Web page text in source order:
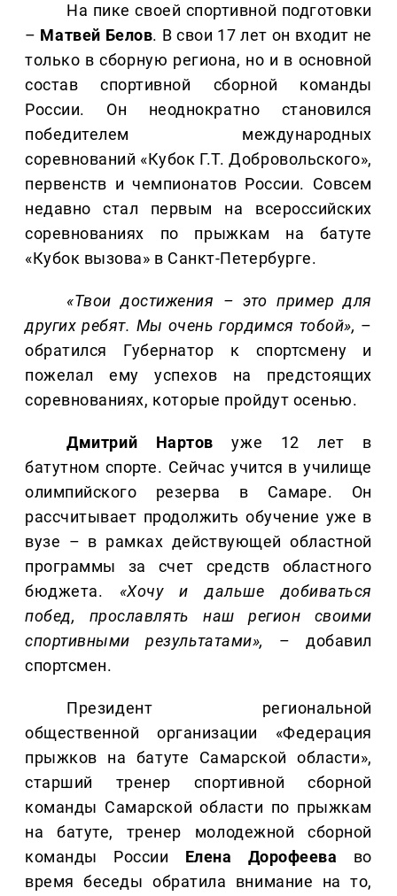
На пике своей спортивной подготовки
– Матвей Белов. В свои 17 лет он входит не
только в сборную региона, но и в основной
состав спортивной сборной команды
России. Он неоднократно становился
победителем международных
соревнований «Кубок Г.Т. Добровольского»,
первенств и чемпионатов России. Совсем
недавно стал первым на всероссийских
соревнованиях по прыжкам на батуте
«Кубок вызова» в Санкт-Петербурге.
«Твои достижения – это пример для
других ребят. Мы очень гордимся тобой», –
обратился Губернатор к спортсмену и
пожелал ему успехов на предстоящих
соревнованиях, которые пройдут осенью.
Дмитрий Нартов уже 12 лет в
батутном спорте. Сейчас учится в училище
олимпийского резерва в Самаре. Он
рассчитывает продолжить обучение уже в
вузе – в рамках действующей областной
программы за счет средств областного
бюджета. «Хочу и дальше добиваться
побед, прославлять наш регион своими
спортивными результатами»,
– добавил
спортсмен.
Президент региональной
общественной организации «Федерация
прыжков на батуте Самарской области»,
старший тренер спортивной сборной
команды Самарской области по прыжкам
на батуте, тренер молодежной сборной
команды России Елена Дорофеева во
время беседы обратила внимание на то,